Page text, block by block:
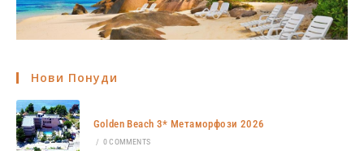
Нови Понуди
Golden Beach 3* Метаморфози 2026
/ 0 COMMENTS